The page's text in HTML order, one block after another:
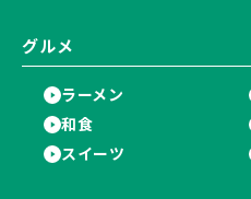
グルメ
ラーメン
和食
スイーツ